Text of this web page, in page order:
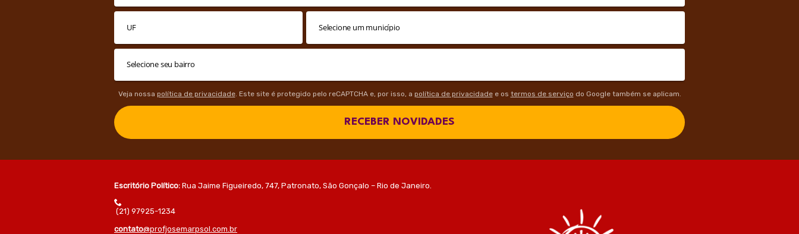
Veja nossa política de privacidade. Este site é protegido pelo reCAPTCHA e, por isso, a política de privacidadee os termos de serviço do Google também se aplicam.
RECEBER NOVIDADES
Escritório Político: Rua Jaime Figueiredo, 747, Patronato, São Gonçalo – Rio de Janeiro.
(21) 97925-1234
contato@profjosemarpsol.com.br